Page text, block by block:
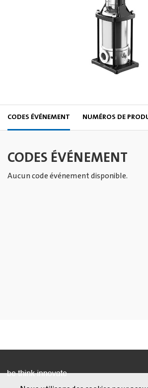
CODES ÉVÉNEMENT NUMÉROS DE
CODES ÉVÉNEMENT
Aucun code événement disponible.